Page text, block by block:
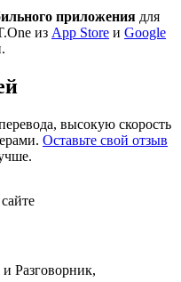
приложения для
из App Store и Google
высокую скорость
Оставьте свой отзыв
Разговорник,